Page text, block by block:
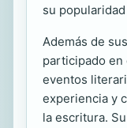
su
Además de
participado
eventos
experiencia y
la escritura.